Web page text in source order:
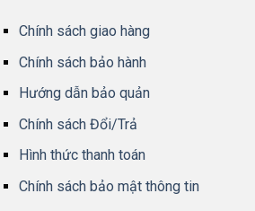
Chính sách giao hàng
Chính sách bảo hành
Hướng dẫn bảo quản
Chính sách Đổi/Trả
Hình thức thanh toán
Chính sách bảo mật thông tin